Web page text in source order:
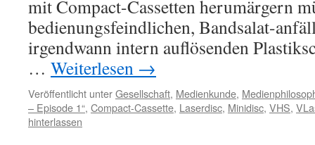
mit Compact-Cassetten herumärgern
bedienungsfeindlichen, Bandsalat-
irgendwann intern auflösenden
… Weiterlesen →
Veröffentlicht unterGesellschaft, Medienkunde,
– Episode 1“, Compact-Cassette, Laserdisc, Minidisc, VHS,
hinterlassen